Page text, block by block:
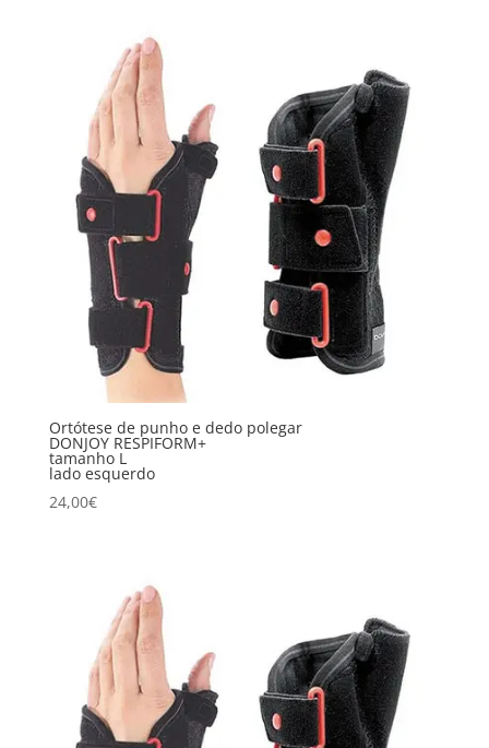
Ortótese de punho e dedo polegar
DONJOY RESPIFORM+
tamanho L
lado esquerdo
24,00€